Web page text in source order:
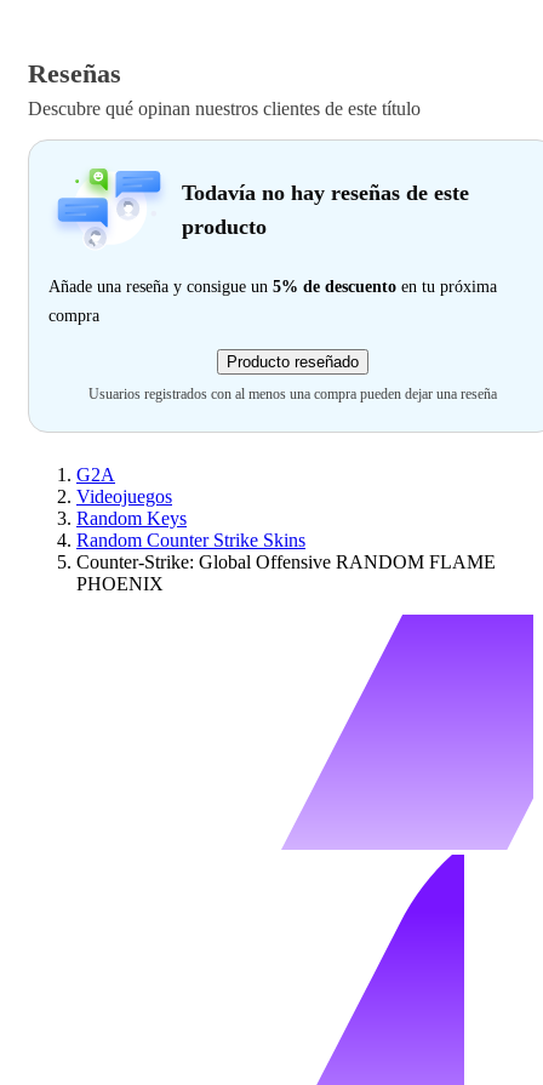
Reseñas
Descubre qué opinan nuestros clientes de este título
Todavía no hay reseñas de este
producto
Añade una reseña y consigue un 5% de descuento en tu próxima
compra
Producto reseñado
Usuarios registrados con al menos una compra pueden dejar una reseña
G2A
Videojuegos
Random Keys
Random Counter Strike Skins
Counter-Strike: Global Offensive RANDOM FLAME
PHOENIX